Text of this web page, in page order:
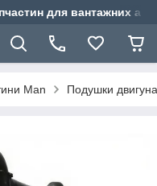
для вантажних
Man Подушки